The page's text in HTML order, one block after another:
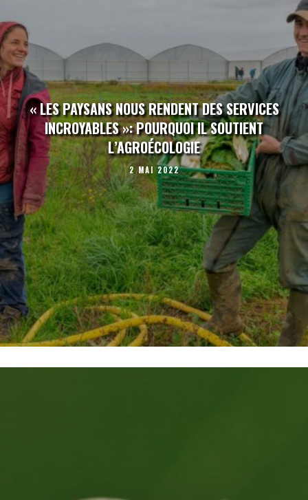
« LES PAYSANS NOUS RENDENT DES SERVICES
INCROYABLES »: POURQUOI IL SOUTIENT
L’AGROÉCOLOGIE
2 MAI 2022